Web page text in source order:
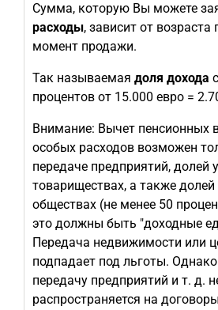
Сумма, которую Вы можете
расходы, зависит от возраста
момент продажи.
Так называемая доля дохода
процентов от 15.000 евро =
Внимание: Вычет пенсионных
особых расходов возможен
передаче предприятий, долей
товариществах, а также
обществах (не менее 50
это должны быть "доходные
Передача недвижимости или
подпадает под льготы.
передачу предприятий и т. д.
распространяется на